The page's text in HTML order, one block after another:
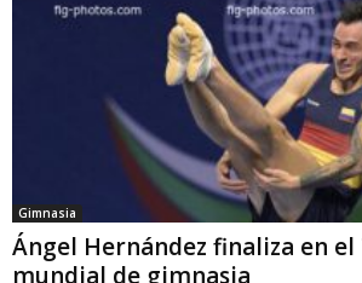
Gimnasia
Ángel Hernández finaliza en el
mundial de gimnasia